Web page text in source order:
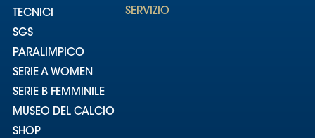
TECNICI
SGS
PARALIMPICO
SERIE A WOMEN
SERIE B FEMMINILE
MUSEO DEL CALCIO
SHOP
SERVIZIO